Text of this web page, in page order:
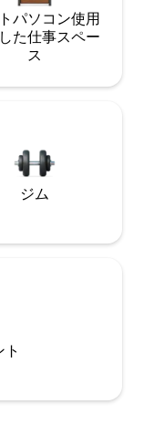
パソコン使用
た仕事スペー
ス
ジム